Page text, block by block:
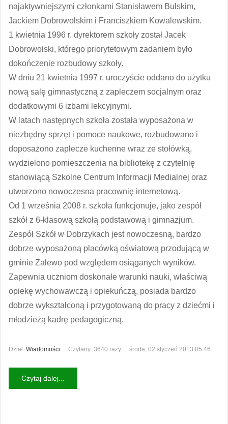
najaktywniejszymi członkami Stanisławem Bulskim,
Jackiem Dobrowolskim i Franciszkiem Kowalewskim.
1 kwietnia 1996 r. dyrektorem szkoły został Jacek
Dobrowolski, którego priorytetowym zadaniem było
dokończenie rozbudowy szkoły.
W dniu 21 kwietnia 1997 r. uroczyście oddano do użytku
nową salę gimnastyczną z zapleczem socjalnym oraz
dodatkowymi 6 izbami lekcyjnymi.
W latach następnych szkoła została wyposażona w
niezbędny sprzęt i pomoce naukowe, rozbudowano i
doposażono zaplecze kuchenne wraz ze stołówką,
wydzielono pomieszczenia na bibliotekę z czytelnię
stanowiącą Szkolne Centrum Informacji Medialnej oraz
utworzono nowoczesna pracownię internetową.
Od 1 września 2008 r. szkoła funkcjonuje, jako zespół
szkół z 6-klasową szkołą podstawową i gimnazjum.
Zespół Szkół w Dobrzykach jest nowoczesną, bardzo
dobrze wyposażoną placówką oświatową przodującą w
gminie Zalewo pod względem osiąganych wyników.
Zapewnia uczniom doskonałe warunki nauki, właściwą
opiekę wychowawczą i opiekuńczą, posiada bardzo
dobrze wykształconą i przygotowaną do pracy z dziećmi i
młodzieżą kadrę pedagogiczną.
Dział: Wiadomości Czytany: 3640 razy środa, 02 styczeń 2013 05:46
Czytaj dalej...